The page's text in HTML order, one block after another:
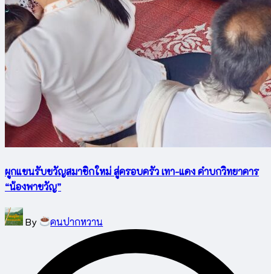
ผูกแขนรับขวัญสมาชิกใหม่ สู่ครอบครัว เทา-แดง คำบกวิทยาคาร
“น้องพาขวัญ”
Posted
by
By คนปากหวาน